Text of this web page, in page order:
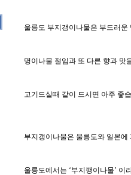
울릉도 부지갱이나물은 부드러운
명이나물 절임과 또 다른 향과 맛
고기드실때 같이 드시면 아주 좋
부지갱이나물은 울릉도와 일본에
울릉도에서는 ‘부지깽이나물’